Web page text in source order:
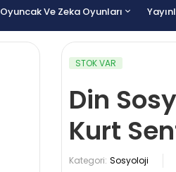
Oyuncak Ve Zeka Oyunları
STOK VAR
Din
Kurt
Kategori: Sosyoloji